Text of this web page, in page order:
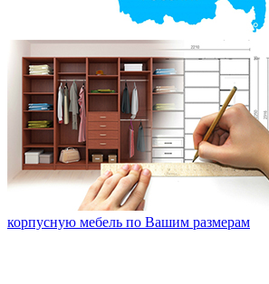
корпусную мебель по Вашим размерам